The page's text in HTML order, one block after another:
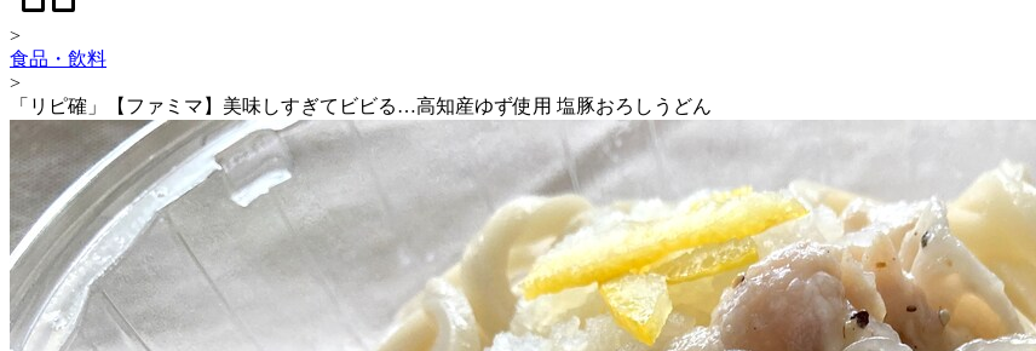
>
食品・飲料
>
「リピ確」【ファミマ】美味しすぎてビビる…高知産ゆず使用 塩豚おろしうどん